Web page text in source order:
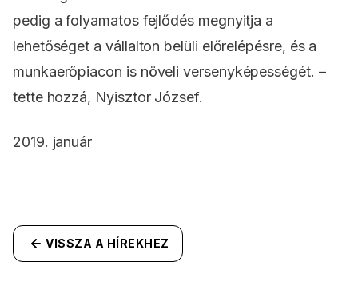
pedig a folyamatos fejlődés megnyitja a
lehetőséget a vállalton belüli előrelépésre, és a
munkaerőpiacon is növeli versenyképességét. –
tette hozzá, Nyisztor József.
2019. január
VISSZA A HÍREKHEZ